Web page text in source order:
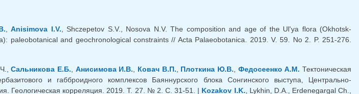
,Anisimova I.V. , Shczepetov S.V., Nosova N.V. The composition and age of the Ul'ya flora (Okhotsk-
paleobotanical and geochronological constraints // Acta Palaeobotanica. 2019. V. 59. No 2. P. 251-276.
Ч.,Сальникова Е.Б. Анисимова И.В. Ковач В.П. Плоткина Ю.В. Федосеенко А.М. Тектоническая
и габброидного комплексов Баяннурского блока Сонгинского выступа, Центрально-
Геологическая корреляция. 2019. Т. 27. № 2. С. 31-51. | Kozakov I.K. , Lykhin, D.A., Erdenegargal Ch.,